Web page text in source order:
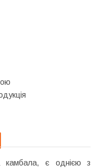
камбала, є однією з